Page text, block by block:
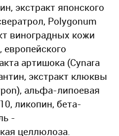
экстракт японского
Polygonum
виноградных кожи
европейского
артишока (Cynara
экстракт клюквы
альфа-липоевая
ликопин, бета-
-
целлюлоза.